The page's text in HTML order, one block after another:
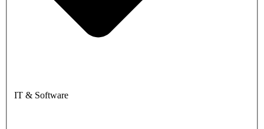
IT & Software